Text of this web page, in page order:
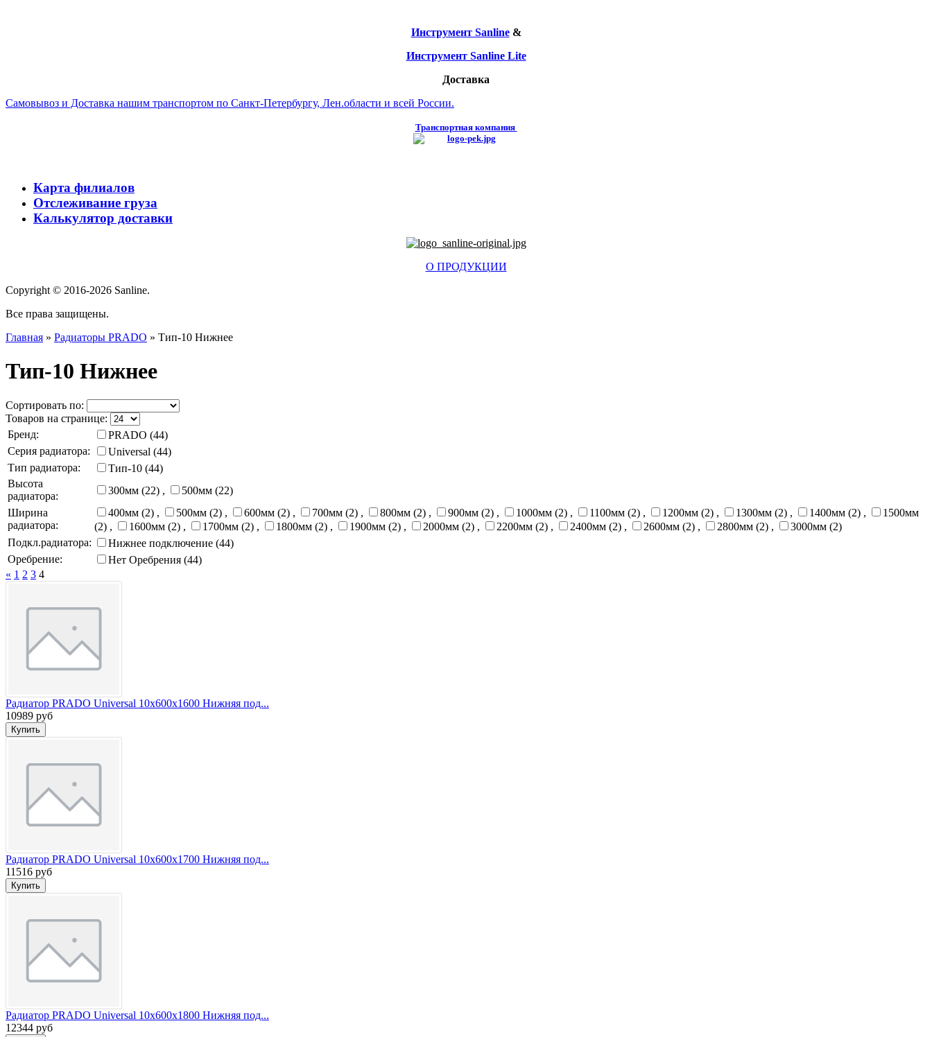
Инструмент Sanline &
Инструмент Sanline Lite
Доставка
Самовывоз и Доставка нашим транспортом по Санкт-Петербургу, Лен.области и всей России.
Транспортная компания
Карта филиалов
Отслеживание груза
Калькулятор доставки
О ПРОДУКЦИИ
Copyright © 2016-2026 Sanline.
Все права защищены.
Главная » Радиаторы PRADO » Тип-10 Нижнее
Тип-10 Нижнее
Сортировать по:
Товаров на странице:
Бренд:
PRADO (44)
Серия радиатора:
Universal (44)
Тип радиатора:
Тип-10 (44)
Высота
радиатора:
300мм (22) ,
500мм (22)
Ширина
радиатора:
400мм (2) , 500мм (2) , 600мм (2) , 700мм (2) , 800мм (2) , 900мм (2) , 1000мм (2) , 1100мм (2) , 1200мм (2) , 1300мм (2) , 1400мм (2) ,
1500мм
(2) , 1600мм (2) , 1700мм (2) , 1800мм (2) , 1900мм (2) , 2000мм (2) , 2200мм (2) , 2400мм (2) , 2600мм (2) , 2800мм (2) ,
3000мм (2)
Подкл.радиатора:
Нижнее подключение (44)
Оребрение:
Нет Оребрения (44)
« 1 2 3 4
Радиатор PRADO Universal 10х600х1600 Нижняя под...
10989 руб
Радиатор PRADO Universal 10х600х1700 Нижняя под...
11516 руб
Радиатор PRADO Universal 10х600х1800 Нижняя под...
12344 руб